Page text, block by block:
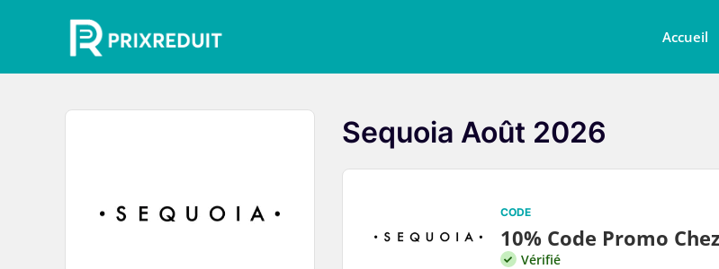
Accueil
Sequoia Août 2026
CODE
10% Code Promo
Vérifié